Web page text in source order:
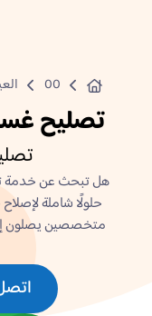
00
تصليح
هل تبحث عن خدمة
حلولًا شاملة
متخصصين يصلون